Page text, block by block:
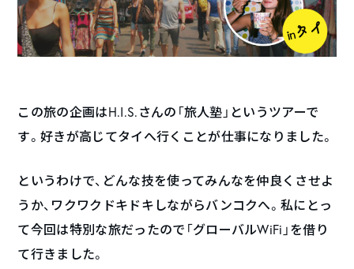
この旅の企画はH.I.S.さんの「旅人塾」というツアーで
す。好きが高じてタイへ行くことが仕事になりました。
というわけで、どんな技を使ってみんなを仲良くさせよ
うか、ワクワクドキドキしながらバンコクへ。私にとっ
て今回は特別な旅だったので「グローバルWiFi」を借り
て行きました。